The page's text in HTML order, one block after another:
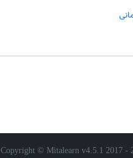
Copyright © Mitalearn v4.5.1 2017 -